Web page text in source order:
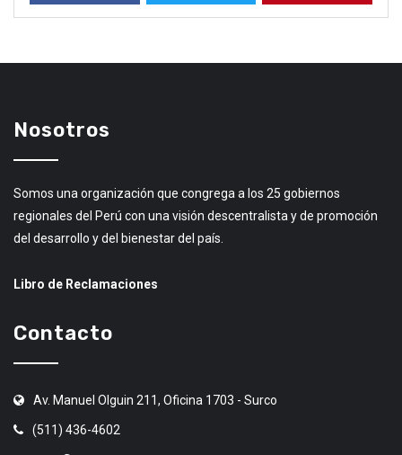
Nosotros
Somos una organización que congrega a los 25 gobiernos
regionales del Perú con una visión descentralista y de promoción
del desarrollo y del bienestar del país.
Libro de Reclamaciones
Contacto
Av. Manuel Olguin 211, Oficina 1703 - Surco
(511) 436-4602